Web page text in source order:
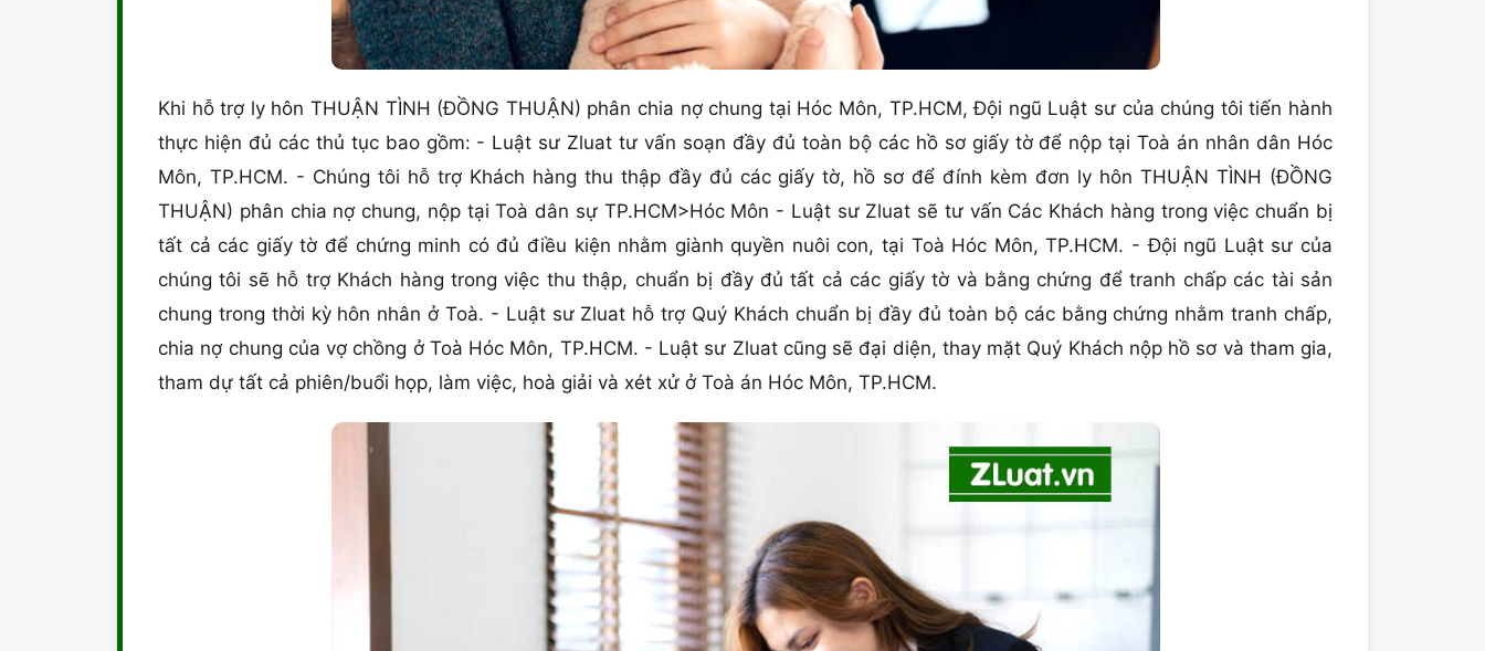
Khi hỗ trợ ly hôn THUẬN TÌNH (ĐỒNG THUẬN) phân chia nợ chung tại Hóc Môn, TP.HCM, Đội ngũ Luật sư của chúng tôi tiến hành
thực hiện đủ các thủ tục bao gồm: - Luật sư Zluat tư vấn soạn đầy đủ toàn bộ các hồ sơ giấy tờ để nộp tại Toà án nhân dân Hóc
Môn, TP.HCM. - Chúng tôi hỗ trợ Khách hàng thu thập đầy đủ các giấy tờ, hồ sơ để đính kèm đơn ly hôn THUẬN TÌNH (ĐỒNG
THUẬN) phân chia nợ chung, nộp tại Toà dân sự TP.HCM>Hóc Môn - Luật sư Zluat sẽ tư vấn Các Khách hàng trong việc chuẩn bị
tất cả các giấy tờ để chứng minh có đủ điều kiện nhằm giành quyền nuôi con, tại Toà Hóc Môn, TP.HCM. - Đội ngũ Luật sư của
chúng tôi sẽ hỗ trợ Khách hàng trong việc thu thập, chuẩn bị đầy đủ tất cả các giấy tờ và bằng chứng để tranh chấp các tài sản
chung trong thời kỳ hôn nhân ở Toà. - Luật sư Zluat hỗ trợ Quý Khách chuẩn bị đầy đủ toàn bộ các bằng chứng nhằm tranh chấp,
chia nợ chung của vợ chồng ở Toà Hóc Môn, TP.HCM. - Luật sư Zluat cũng sẽ đại diện, thay mặt Quý Khách nộp hồ sơ và tham gia,
tham dự tất cả phiên/buổi họp, làm việc, hoà giải và xét xử ở Toà án Hóc Môn, TP.HCM.